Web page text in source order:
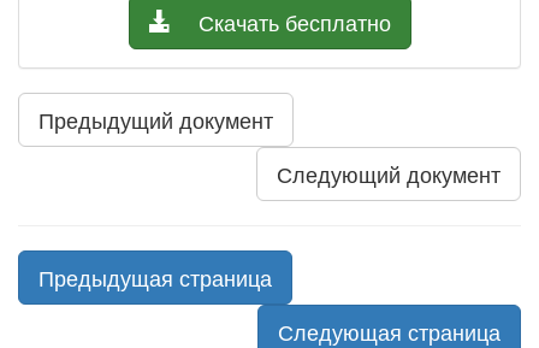
Скачать бесплатно
Предыдущий документ
Следующий документ
Предыдущая страница
Следующая страница